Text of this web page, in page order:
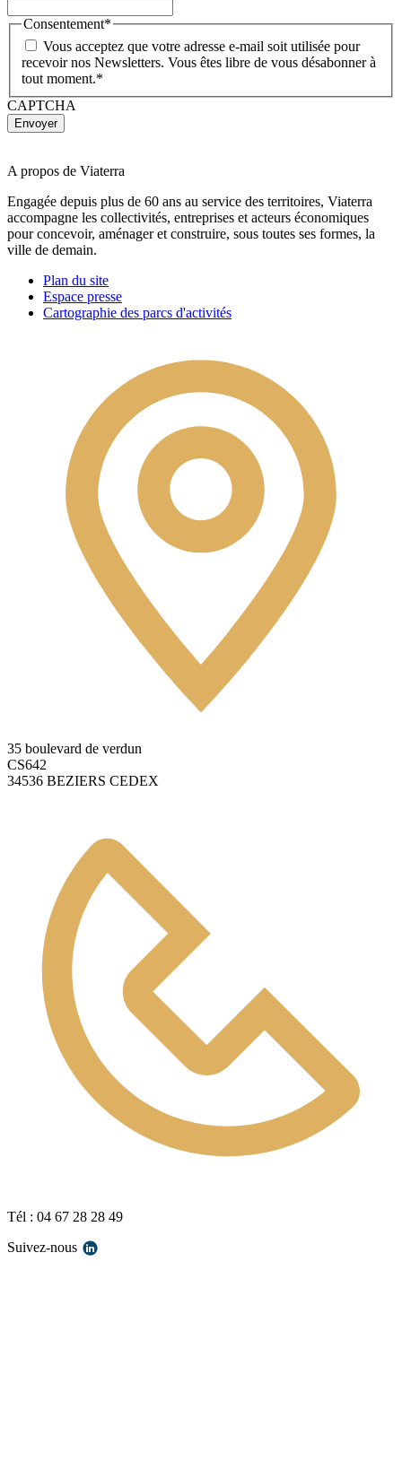
Consentement*
Vous acceptez que votre adresse e-mail soit utilisée pour
recevoir nos Newsletters. Vous êtes libre de vous désabonner à
tout moment.*
CAPTCHA
A propos de Viaterra
Engagée depuis plus de 60 ans au service des territoires, Viaterra
accompagne les collectivités, entreprises et acteurs économiques
pour concevoir, aménager et construire, sous toutes ses formes, la
ville de demain.
Plan du site
Espace presse
Cartographie des parcs d'activités
35 boulevard de verdun
CS642
34536 BEZIERS CEDEX
Tél : 04 67 28 28 49
Suivez-nous